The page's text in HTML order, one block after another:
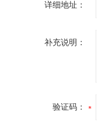
详细地址：
补充说明：
验证码：